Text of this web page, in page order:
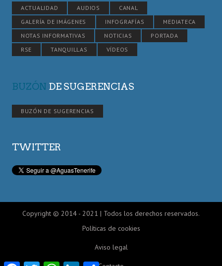
ACTUALIDAD AUDIOS
CANAL
GALERÍA DE IMÁGENES
INFOGRAFÍAS
MEDIATECA
NOTAS INFORMATIVAS
NOTICIAS
PORTADA
RSE
TANQUILLAS VÍDEOS
BUZÓN DE SUGERENCIAS
BUZÓN DE SUGERENCIAS
TWITTER
Copyright © 2014 - 2021 | Todos los derechos reservados.
Políticas de cookies
Aviso legal